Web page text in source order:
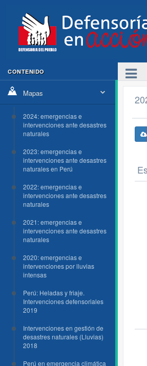
CONTENIDO
Mapas
2024: emergencias e
intervenciones ante desastres
naturales
2023: emergencias e
intervenciones ante desastres
naturales en Perú
2022: emergencias e
intervenciones ante desastres
naturales
2021: emergencias e
intervenciones ante desastres
naturales
2020: emergencias e
intervenciones por lluvias
intensas
Perú: Heladas y friaje.
Intervenciones defensoriales
2019
Intervenciones en gestión de
desastres naturales (Lluvias)
2018
Perú en emergencia climática